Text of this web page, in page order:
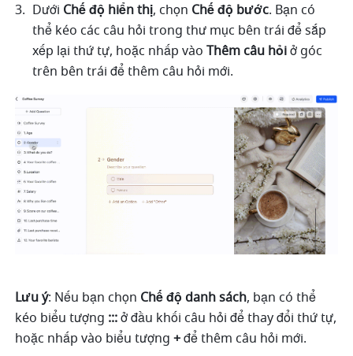
Dưới Chế độ hiển thị, chọn Chế độ bước. Bạn có
thể kéo các câu hỏi trong thư mục bên trái để sắp
xếp lại thứ tự, hoặc nhấp vào Thêm câu hỏi ở góc
trên bên trái để thêm câu hỏi mới.
Lưu ý: Nếu bạn chọn Chế độ danh sách, bạn có thể
kéo biểu tượng ::: ở đầu khối câu hỏi để thay đổi thứ tự,
hoặc nhấp vào biểu tượng + để thêm câu hỏi mới.